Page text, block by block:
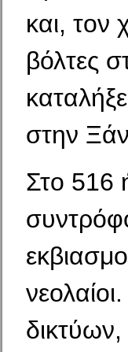
και, τον
βόλτες
στην
Στο 516